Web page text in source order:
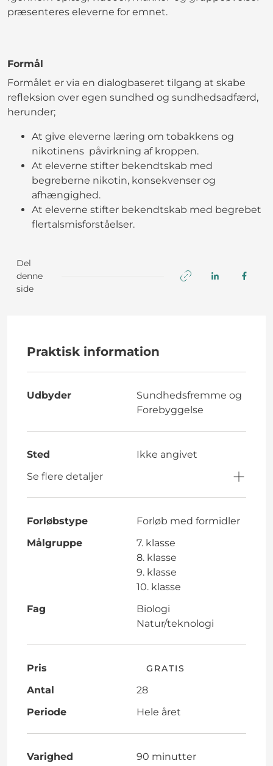
præsenteres eleverne for emnet.
Formål
Formålet er via en dialogbaseret tilgang at skabe
refleksion over egen sundhed og sundhedsadfærd,
herunder;
At give eleverne læring om tobakkens og
nikotinens påvirkning af kroppen.
At eleverne stifter bekendtskab med
begreberne nikotin, konsekvenser og
afhængighed.
At eleverne stifter bekendtskab med begrebet
flertalsmisforståelser.
Del
denne
side
Praktisk information
Udbyder
Sundhedsfremme og
Forebyggelse
Sted
Ikke angivet
Se flere detaljer
Forløbstype
Forløb med formidler
Målgruppe
7. klasse
8. klasse
9. klasse
10. klasse
Fag
Biologi
Natur/teknologi
Pris GRATIS
Antal
28
Periode
Hele året
Varighed 90 minutter